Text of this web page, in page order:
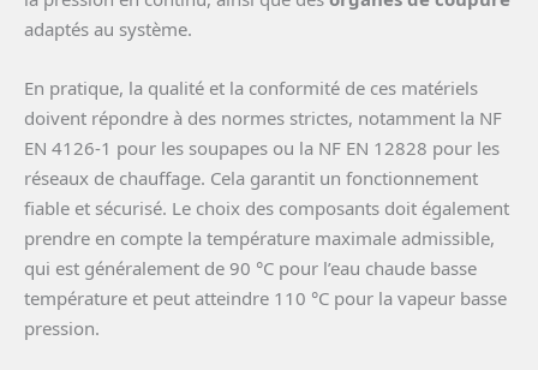
adaptés au système.
En pratique, la qualité et la conformité de ces matériels
doivent répondre à des normes strictes, notamment la NF
EN 4126-1 pour les soupapes ou la NF EN 12828 pour les
réseaux de chauffage. Cela garantit un fonctionnement
fiable et sécurisé. Le choix des composants doit également
prendre en compte la température maximale admissible,
qui est généralement de 90 °C pour l’eau chaude basse
température et peut atteindre 110 °C pour la vapeur basse
pression.